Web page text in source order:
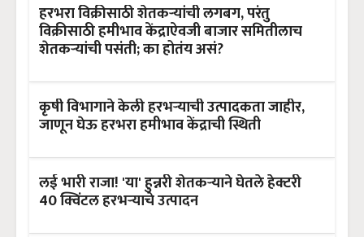
हरभरा विक्रीसाठी शेतकर्‍यांची लगबग, परंतु
विक्रीसाठी हमीभाव केंद्राऐवजी बाजार समितीलाच
शेतकऱ्यांची पसंती; का होतंय असं?
कृषी विभागाने केली हरभऱ्याची उत्पादकता जाहीर,
जाणून घेऊ हरभरा हमीभाव केंद्राची स्थिती
लई भारी राजा! 'या' हुन्नरी शेतकऱ्याने घेतले हेक्टरी
40 क्विंटल हरभऱ्याचे उत्पादन